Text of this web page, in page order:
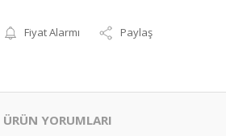
Fiyat Alarmı Paylaş
ÜRÜN YORUMLARI